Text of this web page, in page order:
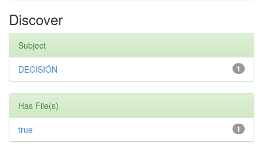
Discover
Subject
1
DECISIÓN
Has File(s)
1
true